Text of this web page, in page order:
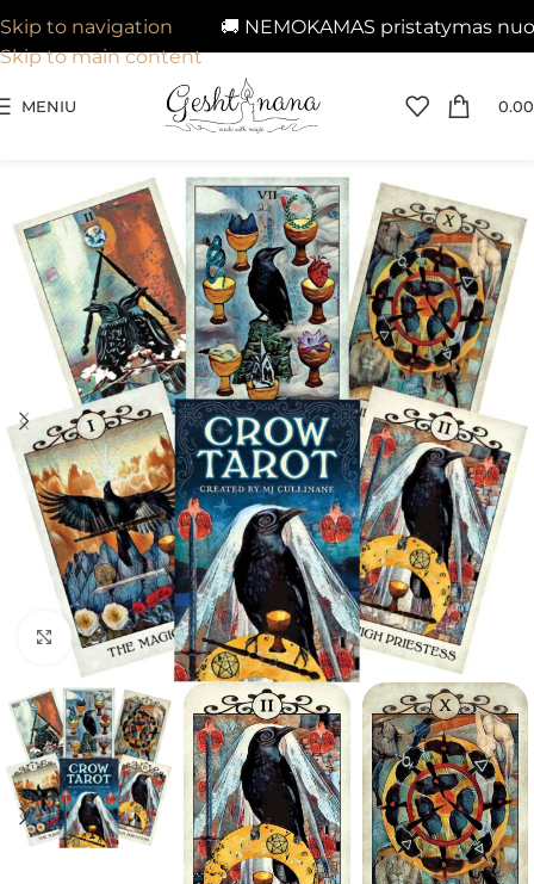
🚚 NEMOKAMAS pristatymas nuo
Skip to navigation
Skip to main content
MENIU 0.00
Spustelėkite, kad padidintumėte